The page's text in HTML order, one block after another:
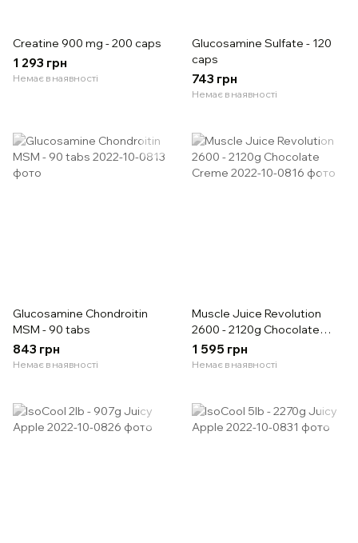
Creatine 900 mg - 200 caps
1 293 грн
Немає в наявності
Glucosamine Sulfate - 120
caps
743 грн
Немає в наявності
Glucosamine Chondroitin
MSM - 90 tabs
843 грн
Немає в наявності
Muscle Juice Revolution
2600 - 2120g Chocolate
Creme
1 595 грн
Немає в наявності